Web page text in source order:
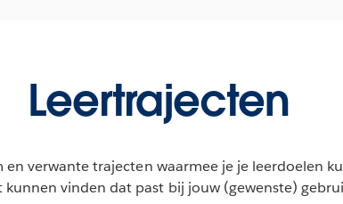
Leertrajecten
verwante trajecten waarmee je je leerdoelen
vinden dat past bij jouw (gewenste)